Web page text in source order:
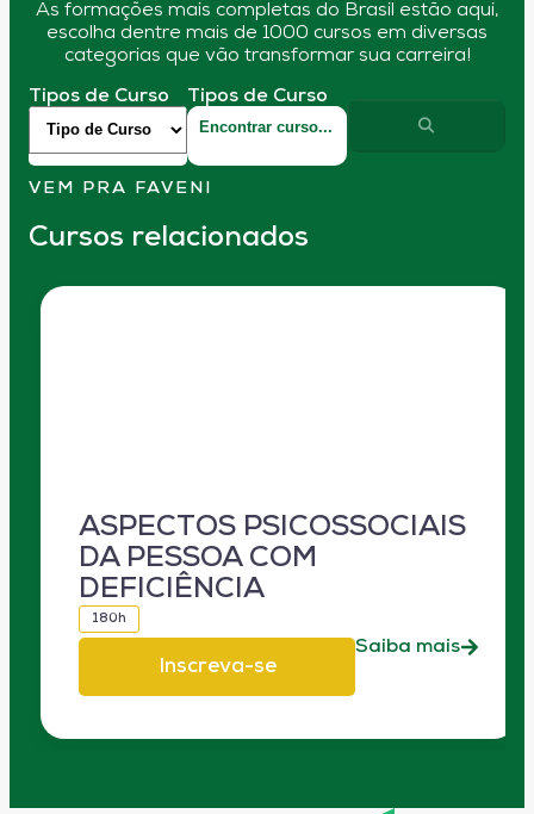
As formações mais completas do Brasil estão aqui,
escolha dentre mais de 1000 cursos em diversas
categorias que vão transformar sua carreira!
Tipos de Curso Tipos de Curso
VEM PRA FAVENI
Cursos relacionados
ASPECTOS PSICOSSOCIAIS
DA PESSOA COM
DEFICIÊNCIA
180h
Inscreva-se
Saiba mais